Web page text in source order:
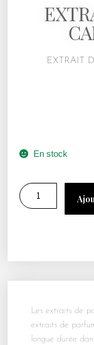
EXTRAIT
En stock
Les extraits de
extraits de
longue durée